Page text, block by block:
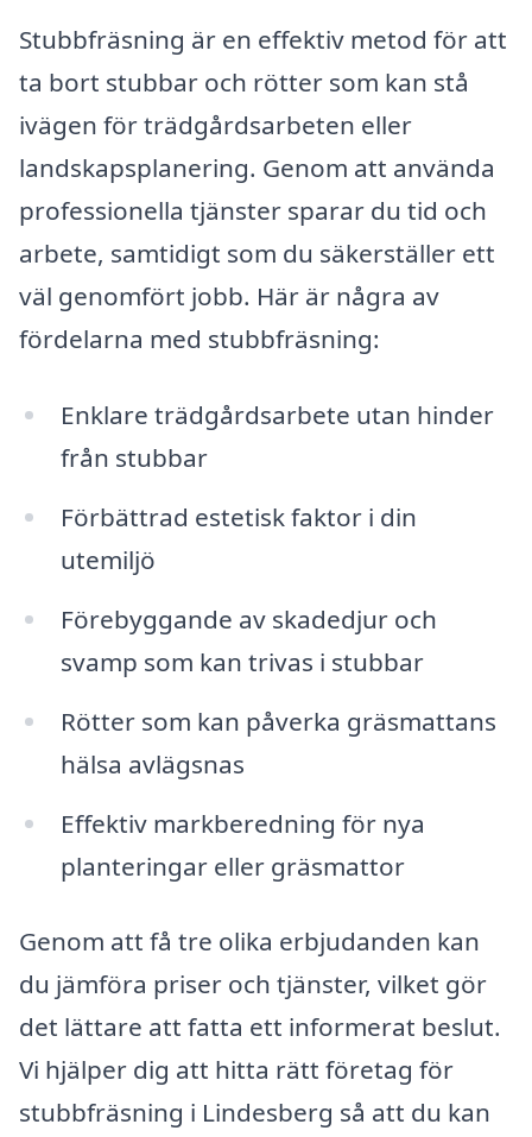
Stubbfräsning är en effektiv metod för att
ta bort stubbar och rötter som kan stå
ivägen för trädgårdsarbeten eller
landskapsplanering. Genom att använda
professionella tjänster sparar du tid och
arbete, samtidigt som du säkerställer ett
väl genomfört jobb. Här är några av
fördelarna med stubbfräsning:
Enklare trädgårdsarbete utan hinder
från stubbar
Förbättrad estetisk faktor i din
utemiljö
Förebyggande av skadedjur och
svamp som kan trivas i stubbar
Rötter som kan påverka gräsmattans
hälsa avlägsnas
Effektiv markberedning för nya
planteringar eller gräsmattor
Genom att få tre olika erbjudanden kan
du jämföra priser och tjänster, vilket gör
det lättare att fatta ett informerat beslut.
Vi hjälper dig att hitta rätt företag för
stubbfräsning i Lindesberg så att du kan